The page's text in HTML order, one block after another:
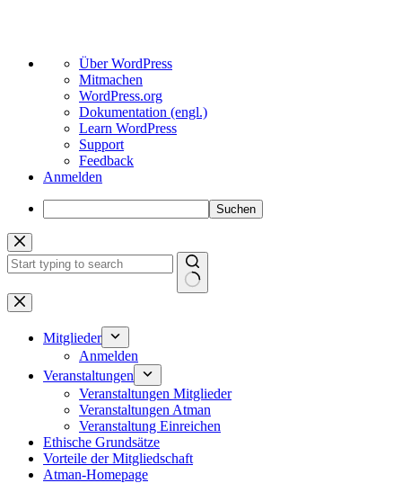
Über
WordPress
Über WordPress
Mitmachen
WordPress.org
Dokumentation (engl.)
Learn WordPress
Support
Feedback
Anmelden
Suchen
Zum
Inhalt
springen
Keine
Ergebnisse
Mitglieder
Anmelden
Veranstaltungen
Veranstaltungen Mitglieder
Veranstaltungen Atman
Veranstaltung Einreichen
Ethische Grundsätze
Vorteile der Mitgliedschaft
Atman-Homepage